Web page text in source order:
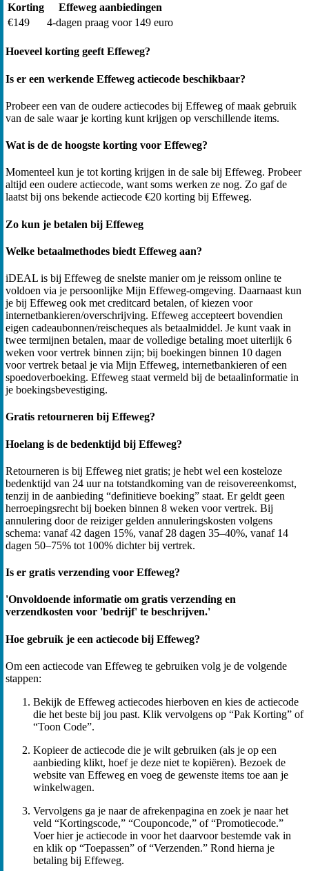
Korting
Effeweg aanbiedingen
€149
4-dagen praag voor 149 euro
Hoeveel korting geeft Effeweg?
Is er een werkende Effeweg actiecode beschikbaar?
Probeer een van de oudere actiecodes bij Effeweg of maak gebruik
van de sale waar je korting kunt krijgen op verschillende items.
Wat is de de hoogste korting voor Effeweg?
Momenteel kun je tot korting krijgen in de sale bij Effeweg. Probeer
altijd een oudere actiecode, want soms werken ze nog. Zo gaf de
laatst bij ons bekende actiecode €20 korting bij Effeweg.
Zo kun je betalen bij Effeweg
Welke betaalmethodes biedt Effeweg aan?
iDEAL is bij Effeweg de snelste manier om je reissom online te
voldoen via je persoonlijke Mijn Effeweg-omgeving. Daarnaast kun
je bij Effeweg ook met creditcard betalen, of kiezen voor
internetbankieren/overschrijving. Effeweg accepteert bovendien
eigen cadeaubonnen/reischeques als betaalmiddel. Je kunt vaak in
twee termijnen betalen, maar de volledige betaling moet uiterlijk 6
weken voor vertrek binnen zijn; bij boekingen binnen 10 dagen
voor vertrek betaal je via Mijn Effeweg, internetbankieren of een
spoedoverboeking. Effeweg staat vermeld bij de betaalinformatie in
je boekingsbevestiging.
Gratis retourneren bij Effeweg?
Hoelang is de bedenktijd bij Effeweg?
Retourneren is bij Effeweg niet gratis; je hebt wel een kosteloze
bedenktijd van 24 uur na totstandkoming van de reisovereenkomst,
tenzij in de aanbieding “definitieve boeking” staat. Er geldt geen
herroepingsrecht bij boeken binnen 8 weken voor vertrek. Bij
annulering door de reiziger gelden annuleringskosten volgens
schema: vanaf 42 dagen 15%, vanaf 28 dagen 35–40%, vanaf 14
dagen 50–75% tot 100% dichter bij vertrek.
Is er gratis verzending voor Effeweg?
'Onvoldoende informatie om gratis verzending en
verzendkosten voor 'bedrijf' te beschrijven.'
Hoe gebruik je een actiecode bij Effeweg?
Om een actiecode van Effeweg te gebruiken volg je de volgende
stappen:
Bekijk de Effeweg actiecodes hierboven en kies de actiecode
die het beste bij jou past. Klik vervolgens op “Pak Korting” of
“Toon Code”.
Kopieer de actiecode die je wilt gebruiken (als je op een
aanbieding klikt, hoef je deze niet te kopiëren). Bezoek de
website van Effeweg en voeg de gewenste items toe aan je
winkelwagen.
Vervolgens ga je naar de afrekenpagina en zoek je naar het
veld “Kortingscode,” “Couponcode,” of “Promotiecode.”
Voer hier je actiecode in voor het daarvoor bestemde vak in
en klik op “Toepassen” of “Verzenden.” Rond hierna je
betaling bij Effeweg.